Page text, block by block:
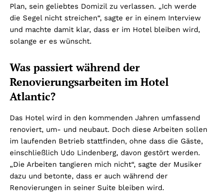
Plan, sein geliebtes Domizil zu verlassen. „Ich werde
die Segel nicht streichen“, sagte er in einem Interview
und machte damit klar, dass er im Hotel bleiben wird,
solange er es wünscht.
Was passiert während der
Renovierungsarbeiten im Hotel
Atlantic?
Das Hotel wird in den kommenden Jahren umfassend
renoviert, um- und neubaut. Doch diese Arbeiten sollen
im laufenden Betrieb stattfinden, ohne dass die Gäste,
einschließlich Udo Lindenberg, davon gestört werden.
„Die Arbeiten tangieren mich nicht“, sagte der Musiker
dazu und betonte, dass er auch während der
Renovierungen in seiner Suite bleiben wird.